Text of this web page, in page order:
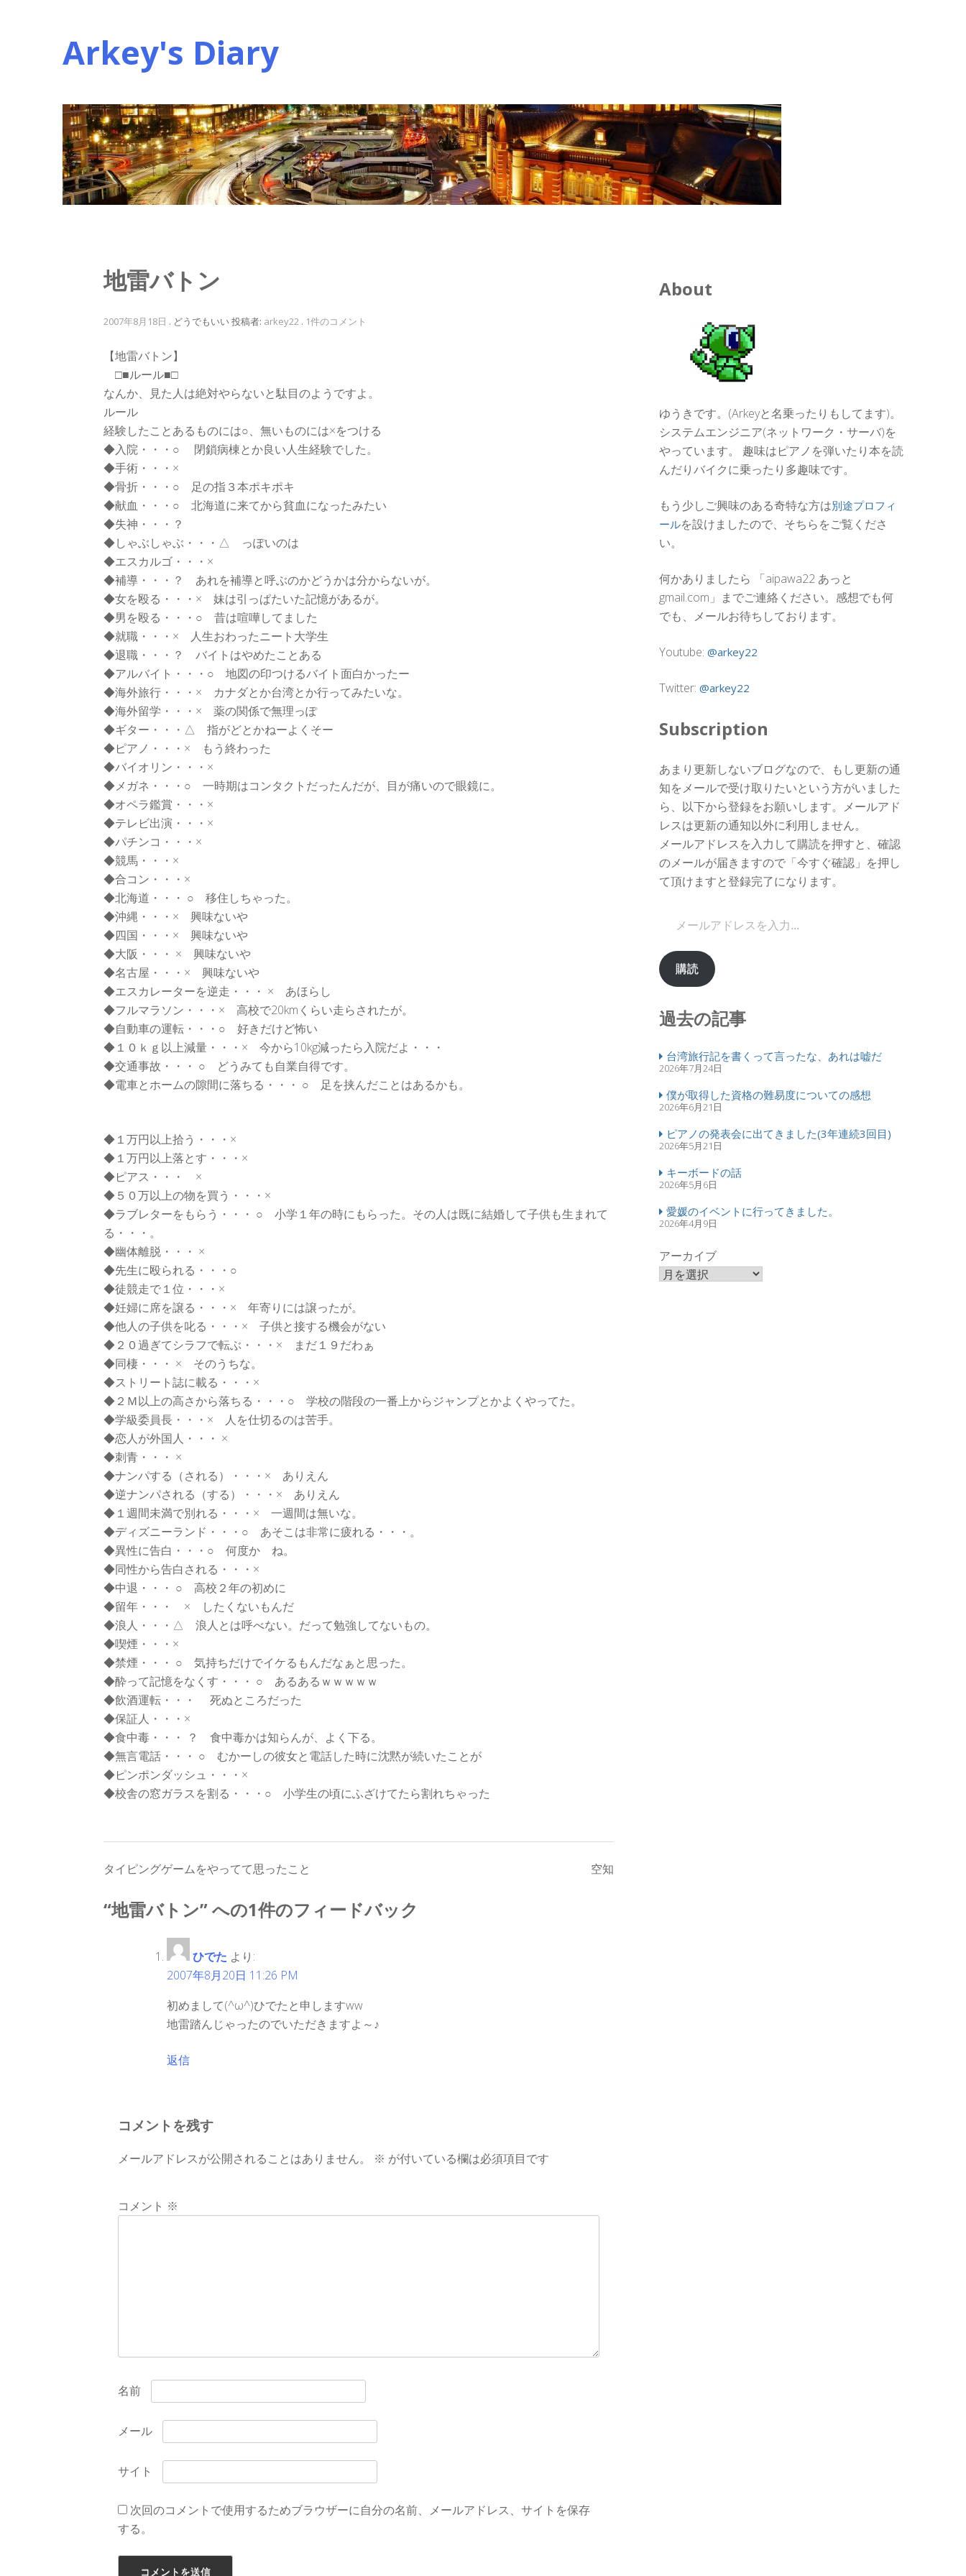
Arkey's Diary
地雷バトン
2007年8月18日 . どうでもいい投稿者: arkey22 . 1件のコメント
【地雷バトン】
□■ルール■□
なんか、見た人は絶対やらないと駄目のようですよ。
ルール
経験したことあるものには○、無いものには×をつける
◆入院・・・○ 閉鎖病棟とか良い人生経験でした。
◆手術・・・×
◆骨折・・・○ 足の指３本ポキポキ
◆献血・・・○ 北海道に来てから貧血になったみたい
◆失神・・・？
◆しゃぶしゃぶ・・・△ っぽいのは
◆エスカルゴ・・・×
◆補導・・・？ あれを補導と呼ぶのかどうかは分からないが。
◆女を殴る・・・× 妹は引っぱたいた記憶があるが。
◆男を殴る・・・○ 昔は喧嘩してました
◆就職・・・× 人生おわったニート大学生
◆退職・・・？ バイトはやめたことある
◆アルバイト・・・○ 地図の印つけるバイト面白かったー
◆海外旅行・・・× カナダとか台湾とか行ってみたいな。
◆海外留学・・・× 薬の関係で無理っぽ
◆ギター・・・△ 指がどとかねーよくそー
◆ピアノ・・・× もう終わった
◆バイオリン・・・×
◆メガネ・・・○ 一時期はコンタクトだったんだが、目が痛いので眼鏡に。
◆オペラ鑑賞・・・×
◆テレビ出演・・・×
◆パチンコ・・・×
◆競馬・・・×
◆合コン・・・×
◆北海道・・・ ○ 移住しちゃった。
◆沖縄・・・× 興味ないや
◆四国・・・× 興味ないや
◆大阪・・・ × 興味ないや
◆名古屋・・・× 興味ないや
◆エスカレーターを逆走・・・ × あほらし
◆フルマラソン・・・× 高校で20kmくらい走らされたが。
◆自動車の運転・・・○ 好きだけど怖い
◆１０ｋｇ以上減量・・・× 今から10kg減ったら入院だよ・・・
◆交通事故・・・ ○ どうみても自業自得です。
◆電車とホームの隙間に落ちる・・・ ○ 足を挟んだことはあるかも。
◆１万円以上拾う・・・×
◆１万円以上落とす・・・×
◆ピアス・・・ ×
◆５０万以上の物を買う・・・×
◆ラブレターをもらう・・・ ○ 小学１年の時にもらった。その人は既に結婚して子供も生まれて
る・・・。
◆幽体離脱・・・ ×
◆先生に殴られる・・・○
◆徒競走で１位・・・×
◆妊婦に席を譲る・・・× 年寄りには譲ったが。
◆他人の子供を叱る・・・× 子供と接する機会がない
◆２０過ぎてシラフで転ぶ・・・× まだ１９だわぁ
◆同棲・・・ × そのうちな。
◆ストリート誌に載る・・・×
◆２Ｍ以上の高さから落ちる・・・○ 学校の階段の一番上からジャンプとかよくやってた。
◆学級委員長・・・× 人を仕切るのは苦手。
◆恋人が外国人・・・ ×
◆刺青・・・ ×
◆ナンパする（される）・・・× ありえん
◆逆ナンパされる（する）・・・× ありえん
◆１週間未満で別れる・・・× 一週間は無いな。
◆ディズニーランド・・・○ あそこは非常に疲れる・・・。
◆異性に告白・・・○ 何度か ね。
◆同性から告白される・・・×
◆中退・・・ ○ 高校２年の初めに
◆留年・・・ × したくないもんだ
◆浪人・・・△ 浪人とは呼べない。だって勉強してないもの。
◆喫煙・・・×
◆禁煙・・・ ○ 気持ちだけでイケるもんだなぁと思った。
◆酔って記憶をなくす・・・ ○ あるあるｗｗｗｗｗ
◆飲酒運転・・・ 死ぬところだった
◆保証人・・・×
◆食中毒・・・ ？ 食中毒かは知らんが、よく下る。
◆無言電話・・・ ○ むかーしの彼女と電話した時に沈黙が続いたことが
◆ピンポンダッシュ・・・×
◆校舎の窓ガラスを割る・・・○ 小学生の頃にふざけてたら割れちゃった
投
稿
タイピングゲームをやってて思ったこと 空知
“地雷バトン” への1件のフィードバック
ひでた より:
2007年8月20日 11:26 PM
初めまして(^ω^)ひでたと申しますww
地雷踏んじゃったのでいただきますよ～♪
返信
コメントを残す
メールアドレスが公開されることはありません。 ※ が付いている欄は必須項目です
コメント ※
名前
メール
サイト
次回のコメントで使用するためブラウザーに自分の名前、メールアドレス、サイトを保存
する。
About
ゆうきです。(Arkeyと名乗ったりもしてます)。
システムエンジニア(ネットワーク・サーバ)を
やっています。 趣味はピアノを弾いたり本を読
んだりバイクに乗ったり多趣味です。
もう少しご興味のある奇特な方は別途プロフィ
ールを設けましたので、そちらをご覧くださ
い。
何かありましたら 「aipawa22 あっと
gmail.com」までご連絡ください。感想でも何
でも、メールお待ちしております。
Youtube: @arkey22
Twitter: @arkey22
Subscription
あまり更新しないブログなので、もし更新の通
知をメールで受け取りたいという方がいました
ら、以下から登録をお願いします。メールアド
レスは更新の通知以外に利用しません。
メールアドレスを入力して購読を押すと、確認
のメールが届きますので「今すぐ確認」を押し
て頂けますと登録完了になります。
購読
過去の記事
台湾旅行記を書くって言ったな、あれは嘘だ
2026年7月24日
僕が取得した資格の難易度についての感想
2026年6月21日
ピアノの発表会に出てきました(3年連続3回目)
2026年5月21日
キーボードの話
2026年5月6日
愛媛のイベントに行ってきました。
2026年4月9日
アーカイブ